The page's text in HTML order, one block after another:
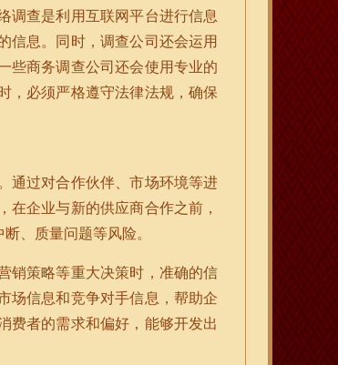
调查是利用互联网平台进行信息
信息。同时，调查公司还会运用
些商务调查公司还会使用专业的
，必须严格遵守法律法规，确保
通过对合作伙伴、市场环境等进
企业与新的供应商合作之前，
、质量问题等风险。
销策略等重大决策时，准确的信
场信息和竞争对手信息，帮助企
费者的需求和偏好，能够开发出